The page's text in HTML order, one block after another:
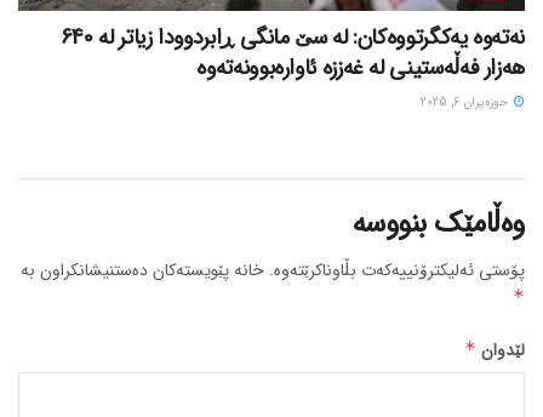
نەتەوە یەکگرتووەکان: لە سێ مانگی ڕابردوودا زیاتر لە 640
هەزار فەڵەستینی لە غەززە ئاوارەبوونەتەوە
حوزه‌یران 6, 2025
وەڵامێک بنووسە
پۆستی ئەلیکترۆنییەکەت بڵاوناکرێتەوە. خانە پێویستەکان دەستنیشانکراون بە
*
لێدوان *